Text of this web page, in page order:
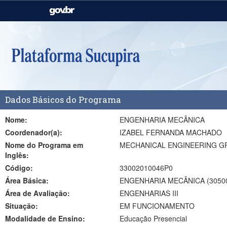
Casa Civil
Pecuária e Abastecimento
Dados Básicos do Programa
Nome:
ENGENHARIA MECÂNICA
Coordenador(a):
IZABEL FERNANDA MACHADO
Nome do Programa em
Inglês:
MECHANICAL ENGINEERING
Código:
33002010046P0
Área Básica:
ENGENHARIA MECÂNICA
Área de Avaliação:
ENGENHARIAS III
Situação:
EM FUNCIONAMENTO
Modalidade de Ensino:
Educação Presencial